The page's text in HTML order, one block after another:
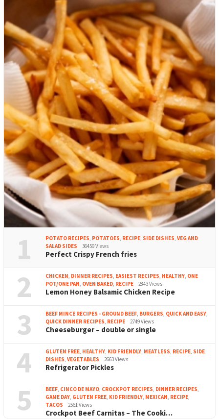
1 POTATO RECIPES, POTATOES, RECIPE, SIDE DISHES, VEG AND
SALAD SIDES
36459 Views
Perfect Crispy French fries
2 CHICKEN, DINNER RECIPES, EASIEST RECIPES, HEALTHY, ONE
POT/ONE PAN, OVEN BAKED, RECIPE 2843 Views
Lemon Honey Balsamic Chicken Recipe
3 BEEF MINCE RECIPES - GROUND BEEF, BURGERS, QUICK AND EASY,
QUICK DINNER RECIPES, RECIPE 2749 Views
Cheeseburger – double or single
4 GLUTEN FREE, HEALTHY, KID FRIENDLY, MEATLESS, RECIPE, SIDE
DISHES, VEGETABLES 2663 Views
Refrigerator Pickles
5 BEEF, CINCO DE MAYO, CROCKPOT RECIPES, DINNER RECIPES,
GAME DAY, GLUTEN FREE, KID FRIENDLY, MEXICAN, RECIPE,
TACOS
2561 Views
Crockpot Beef Carnitas – The Cooki…